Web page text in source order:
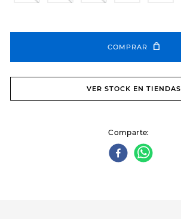
COMPRAR
VER STOCK EN TIENDAS
Comparte